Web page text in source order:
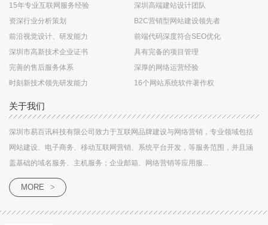
15年专业互联网服务经验
深圳高端建站设计团队
资深行业分析策划
B2C营销型网站建设领先者
前沿视觉设计、研发能力
前端代码深度符合SEO优化
深圳市高新技术企业证书
具有完备的项目管理
完善的售后服务体系
深厚的网络运营经验
时刻新技术领先研发能力
16个网站系统软件著作权
关于我们
深圳市易百讯科技有限公司致力于互联网品牌建设与网络营销，专业领域包括
网站建设、电子商务、移动互联网营销、系统平台开发，等服务范围，并且涵
盖基础的域名服务、主机服务；企业邮箱、网络营销等应用服...
MORE >